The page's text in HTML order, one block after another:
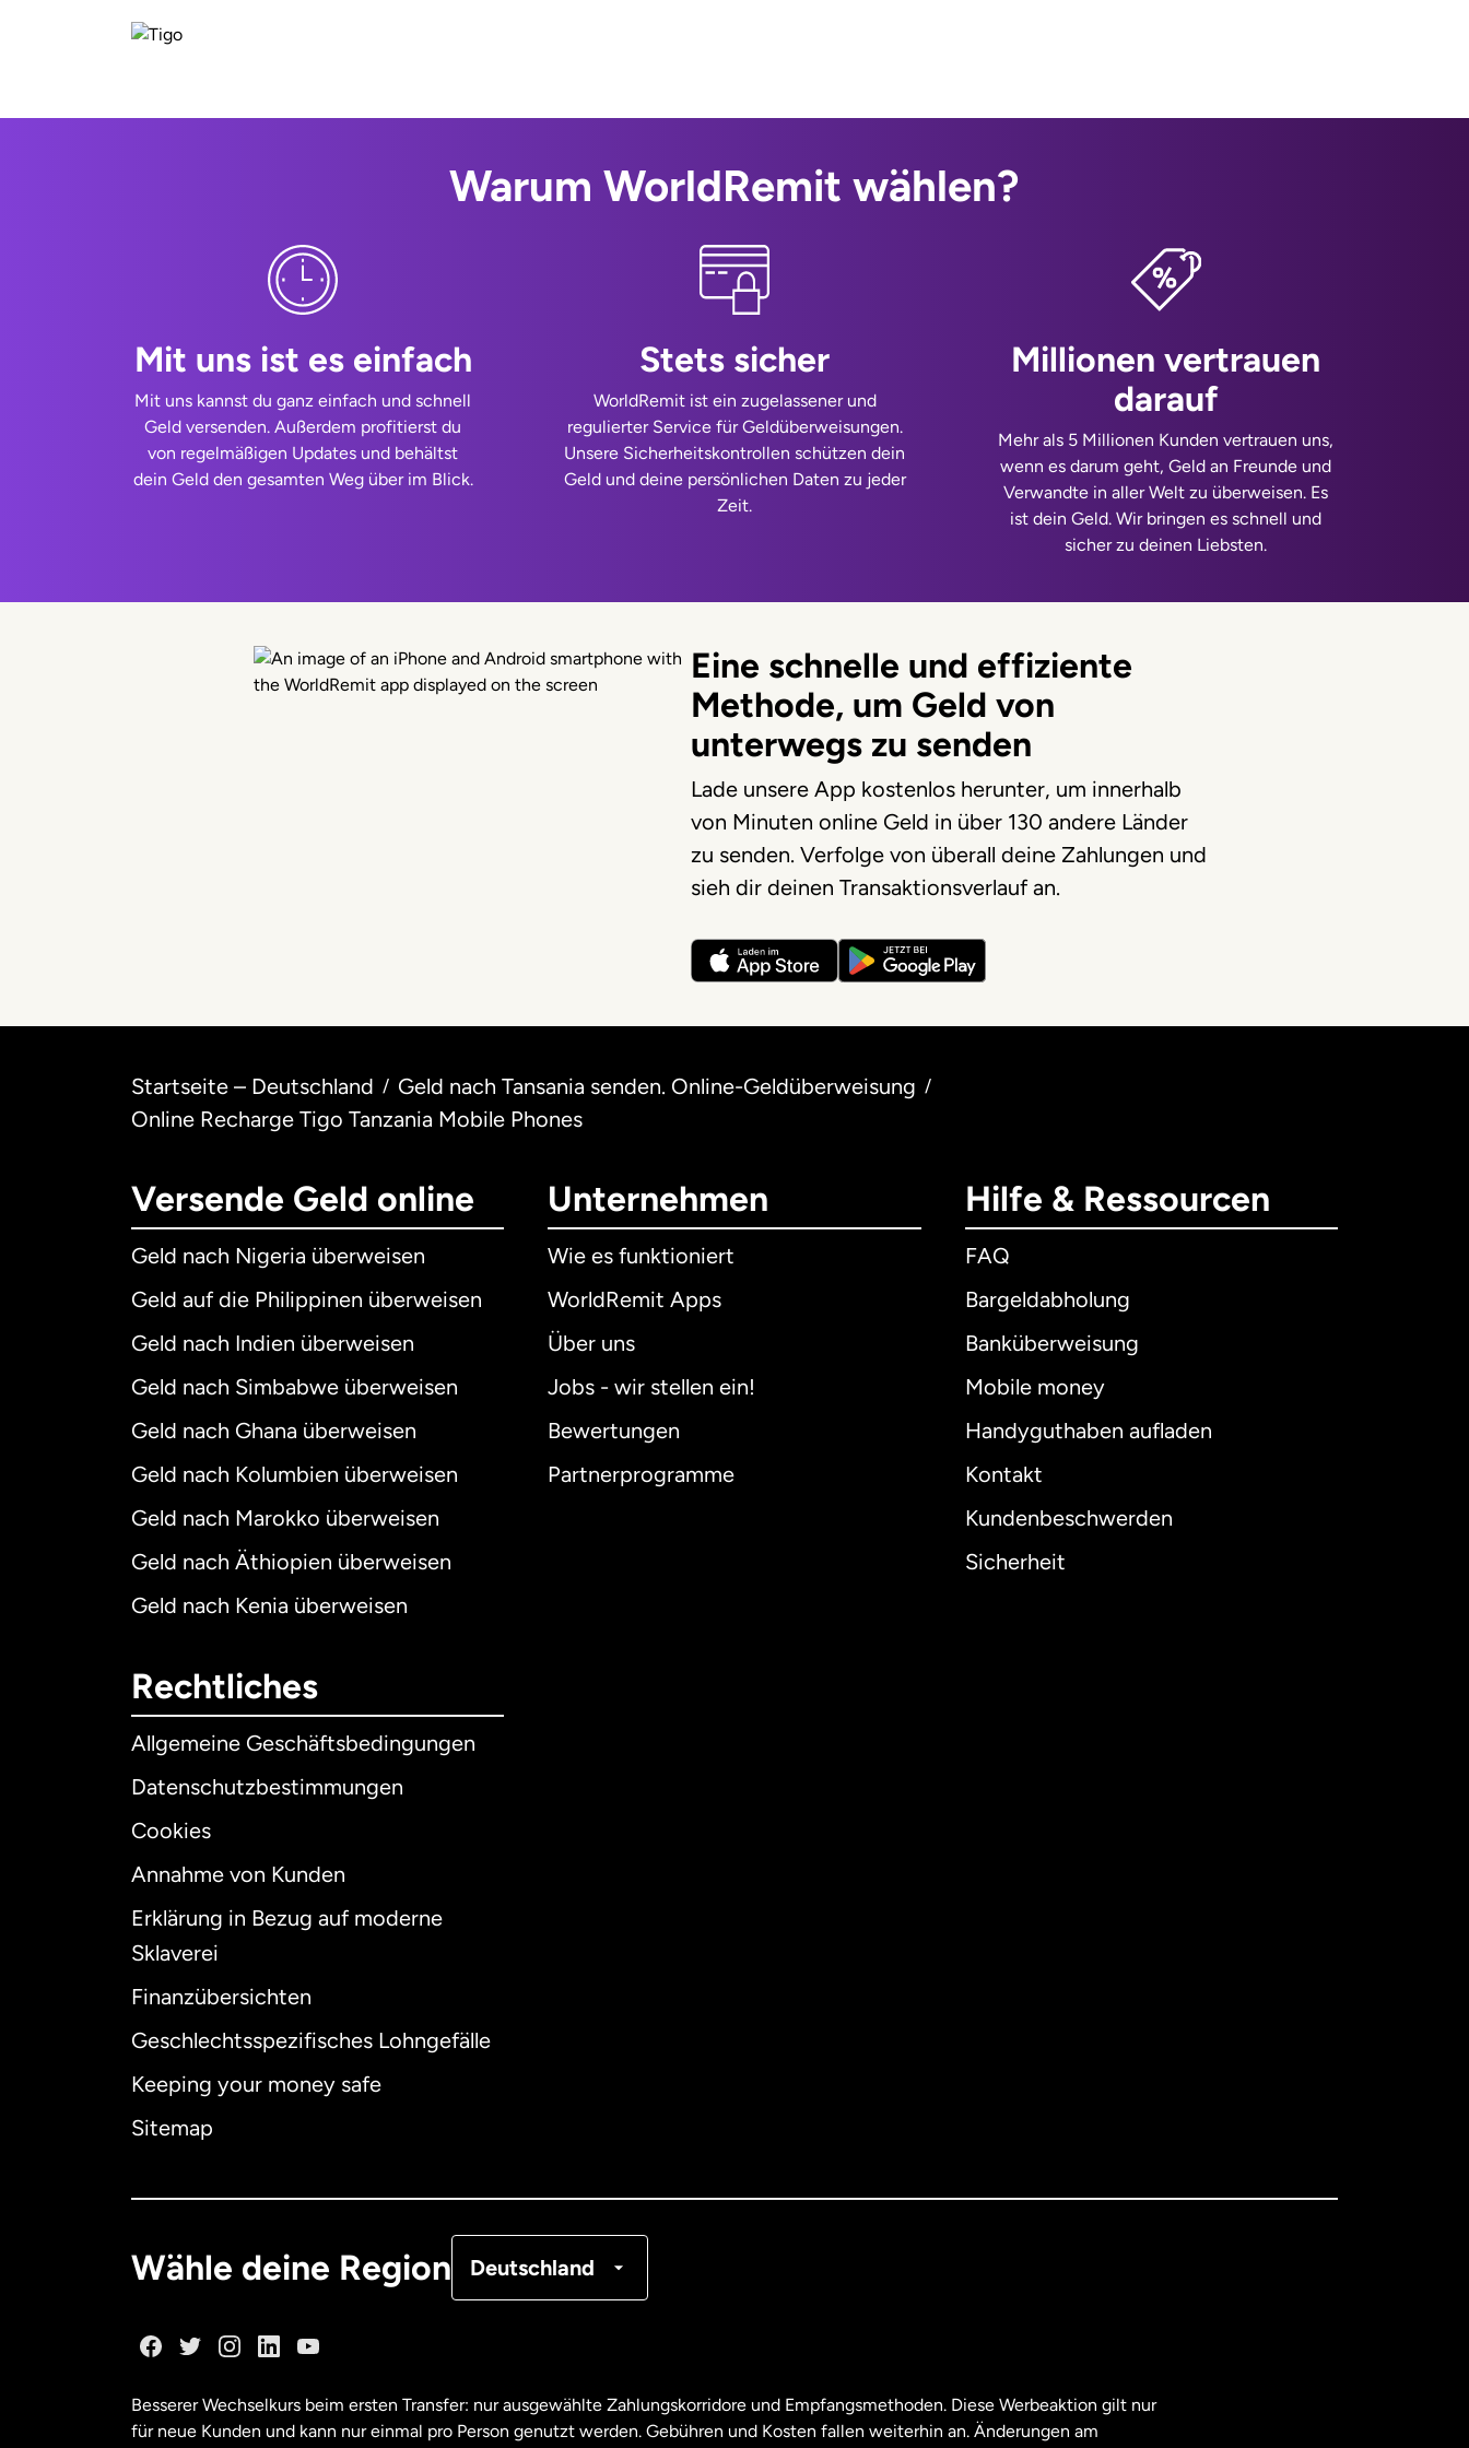
Warum WorldRemit wählen?
Mit uns ist es einfach
Mit uns kannst du ganz einfach und schnell
Geld versenden. Außerdem profitierst du
von regelmäßigen Updates und behältst
dein Geld den gesamten Weg über im Blick.
Stets sicher
WorldRemit ist ein zugelassener und
regulierter Service für Geldüberweisungen.
Unsere Sicherheitskontrollen schützen dein
Geld und deine persönlichen Daten zu jeder
Zeit.
Millionen vertrauen
darauf
Mehr als 5 Millionen Kunden vertrauen uns,
wenn es darum geht, Geld an Freunde und
Verwandte in aller Welt zu überweisen. Es
ist dein Geld. Wir bringen es schnell und
sicher zu deinen Liebsten.
Eine schnelle und effiziente
Methode, um Geld von
unterwegs zu senden
Lade unsere App kostenlos herunter, um innerhalb
von Minuten online Geld in über 130 andere Länder
zu senden. Verfolge von überall deine Zahlungen und
sieh dir deinen Transaktionsverlauf an.
Startseite – Deutschland / Geld nach Tansania senden. Online-Geldüberweisung /
Online Recharge Tigo Tanzania Mobile Phones
Versende Geld online
Geld nach Nigeria überweisen
Geld auf die Philippinen überweisen
Geld nach Indien überweisen
Geld nach Simbabwe überweisen
Geld nach Ghana überweisen
Geld nach Kolumbien überweisen
Geld nach Marokko überweisen
Geld nach Äthiopien überweisen
Geld nach Kenia überweisen
Unternehmen
Wie es funktioniert
WorldRemit Apps
Über uns
Jobs - wir stellen ein!
Bewertungen
Partnerprogramme
Hilfe & Ressourcen
FAQ
Bargeldabholung
Banküberweisung
Mobile money
Handyguthaben aufladen
Kontakt
Kundenbeschwerden
Sicherheit
Rechtliches
Allgemeine Geschäftsbedingungen
Datenschutzbestimmungen
Cookies
Annahme von Kunden
Erklärung in Bezug auf moderne
Sklaverei
Finanzübersichten
Geschlechtsspezifisches Lohngefälle
Keeping your money safe
Sitemap
Wähle deine Region Deutschland
Australien
Besserer Wechselkurs beim ersten Transfer: nur ausgewählte Zahlungskorridore und Empfangsmethoden. Diese Werbeaktion gilt nur
für neue Kunden und kann nur einmal pro Person genutzt werden. Gebühren und Kosten fallen weiterhin an. Änderungen am